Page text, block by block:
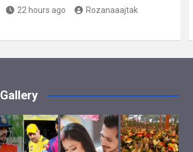
22 hours ago Rozanaaajtak
Gallery